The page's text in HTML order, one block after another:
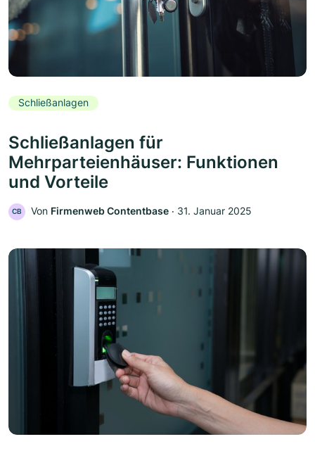
Schließanlagen
Schließanlagen für
Mehrparteienhäuser: Funktionen
und Vorteile
CB Von Firmenweb Contentbase ‧ 31. Januar 2025